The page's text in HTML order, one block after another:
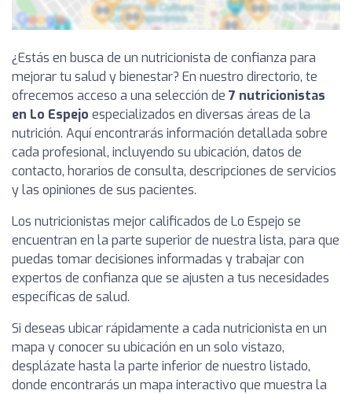
¿Estás en busca de un nutricionista de confianza para
mejorar tu salud y bienestar? En nuestro directorio, te
ofrecemos acceso a una selección de 7 nutricionistas
en Lo Espejo especializados en diversas áreas de la
nutrición. Aquí encontrarás información detallada sobre
cada profesional, incluyendo su ubicación, datos de
contacto, horarios de consulta, descripciones de servicios
y las opiniones de sus pacientes.
Los nutricionistas mejor calificados de Lo Espejo se
encuentran en la parte superior de nuestra lista, para que
puedas tomar decisiones informadas y trabajar con
expertos de confianza que se ajusten a tus necesidades
específicas de salud.
Si deseas ubicar rápidamente a cada nutricionista en un
mapa y conocer su ubicación en un solo vistazo,
desplázate hasta la parte inferior de nuestro listado,
donde encontrarás un mapa interactivo que muestra la